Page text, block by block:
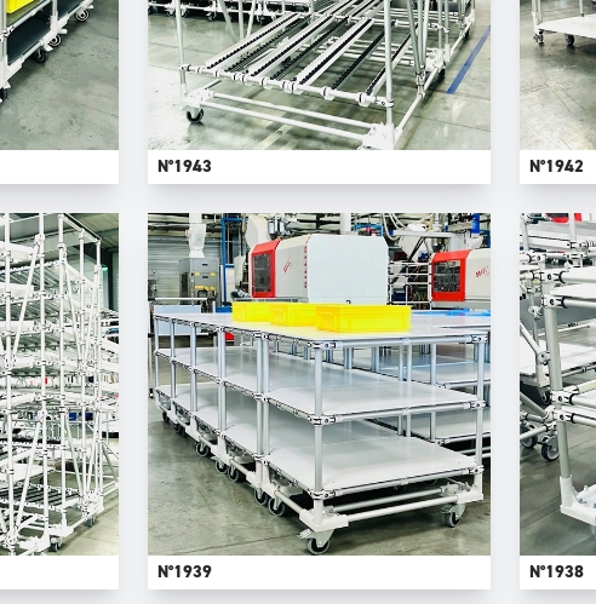
N°1943 N°1942
N°1939 N°1938